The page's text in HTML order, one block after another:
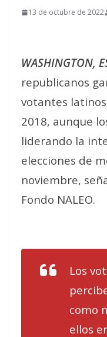
13 de octubre de 2022
WASHINGTON,
republicanos
votantes
2018, aunque
liderando la
elecciones de
noviembre,
Fondo NALEO.
Los
como
ellos